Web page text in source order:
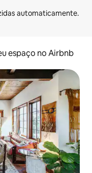
espaço no Airbnb